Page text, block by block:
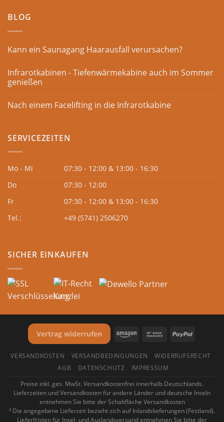
BLOG
Kann ein Saunagang Haarausfall verursachen?
Infrarotkabinen - Tiefenwärmekabine auch im Sommer
genießen
Nach einem Facelifting in die Infrarotkabine
SERVICEZEITEN
Mo - Mi
07:30 - 12:00 & 13:00 - 16:30
Do
07:30 - 12:00
Fr
07:30 - 12:00 & 13:00 - 16:30
Tel.:
+49 (5741) 2506270
SICHER EINKAUFEN
Vertrag widerrufen
VERSANDKOSTEN VERSANDBEDINGUNGEN
WIDERRUFSRECHT
AGB
DATENSCHUTZ IMPRESSUM
Preise inkl. ges. MwSt. Versandkostenfrei innerhalb Deutschlands.
Lieferzeiten und Versandkosten für andere Länder und deutsche Inseln
entnehmen Sie bitte der Schaltfläche Versandkosten
³ Die angegebene Lieferzeit bezieht sich auf Inlandslieferungen (Festland).
Lieferfristen für Insel- und Auslandsversand entnehmen Sie bitte der